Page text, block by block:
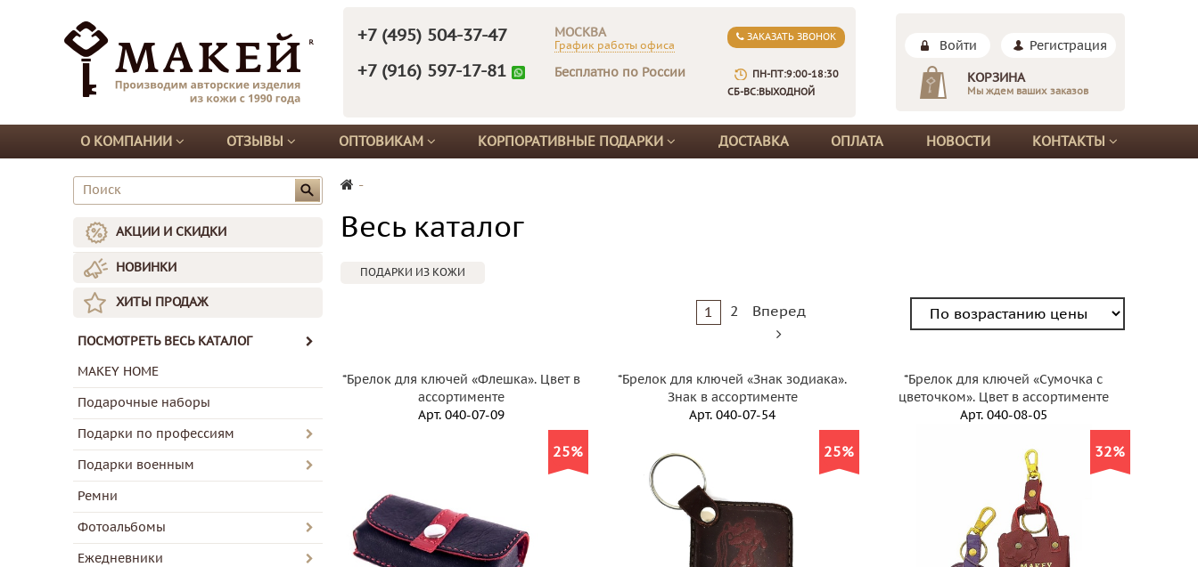
+7 (495) 504-37-47 МОСКВА
График работы офиса
+7 (916) 597-17-81 Бесплатно по России
ЗАКАЗАТЬ ЗВОНОК
ПН-ПТ:9:00-18:30
СБ-ВС:ВЫХОДНОЙ
Войти Регистрация
КОРЗИНА
Мы ждем ваших заказов
О КОМПАНИИ ОТЗЫВЫ ОПТОВИКАМ КОРПОРАТИВНЫЕ ПОДАРКИ ДОСТАВКА ОПЛАТА НОВОСТИ КОНТАКТЫ
АКЦИИ И СКИДКИ
НОВИНКИ
ХИТЫ ПРОДАЖ
ПОСМОТРЕТЬ ВЕСЬ КАТАЛОГ
MAKEY HOME
Подарочные наборы
Подарки по профессиям
Подарки военным
Ремни
Фотоальбомы
Ежедневники
-
Весь каталог
ПОДАРКИ ИЗ КОЖИ
1 2 Вперед
25%
*Брелок для ключей «Флешка». Цвет в
ассортименте
Арт. 040-07-09
25%
*Брелок для ключей «Знак зодиака».
Знак в ассортименте
Арт. 040-07-54
32%
*Брелок для ключей «Сумочка с
цветочком». Цвет в ассортименте
Арт.040-08-05